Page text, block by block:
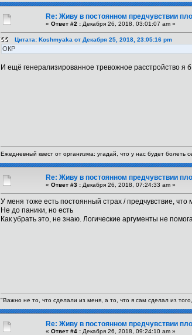
Re: Живу в постоянном предчувствии
« Ответ #2 : Декабря 26, 2018, 03:01:07 am »
Цитата: Koshmyaka от Декабря 25, 2018, 23:05:16 pm
ОКР
И ещё генерализированное тревожное расстройство я
Ежедневный квест от организма: угадай, что у нас будет болеть
Re: Живу в постоянном предчувствии
« Ответ #3 : Декабря 26, 2018, 07:24:33 am »
У меня тоже есть постоянный страх / предчувствие,
Не до паники, но есть
Как убрать это, не знаю. Логические аргументы не
"Важно не то, что сделали из меня, а то, что я сам сделал из
Re: Живу в постоянном предчувствии
« Ответ #4 : Декабря 26, 2018, 09:24:10 am »